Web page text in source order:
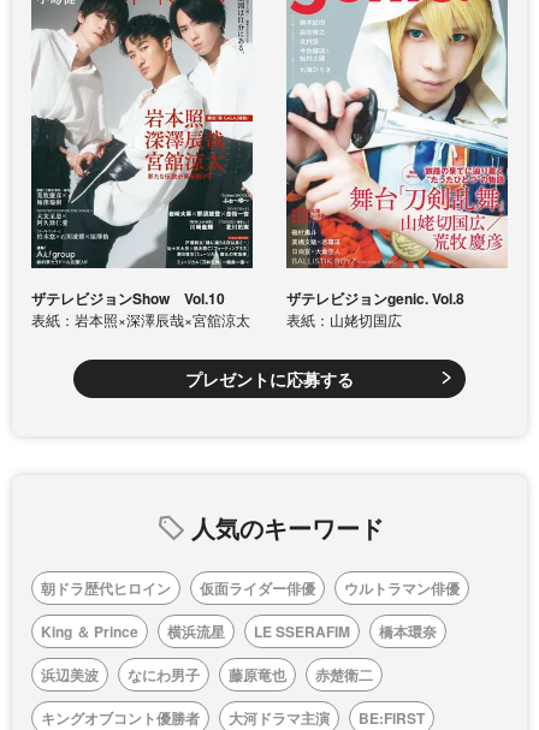
ザテレビジョンShow Vol.10
表紙：岩本照×深澤辰哉×宮舘涼太
ザテレビジョンgenic. Vol.8
表紙：山姥切国広
プレゼントに応募する
人気のキーワード
朝ドラ歴代ヒロイン 仮面ライダー俳優
ウルトラマン俳優
King ＆ Prince
横浜流星 LE SSERAFIM
橋本環奈
浜辺美波
なにわ男子 藤原竜也
赤楚衛二
キングオブコント優勝者
大河ドラマ主演
BE:FIRST